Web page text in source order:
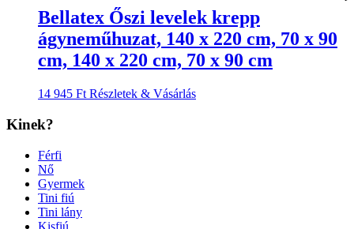
Bellatex Őszi levelek krepp
ágyneműhuzat, 140 x 220 cm, 70 x 90
cm, 140 x 220 cm, 70 x 90 cm
14 945 Ft Részletek & Vásárlás
Kinek?
Férfi
Nő
Gyermek
Tini fiú
Tini lány
Kisfiú